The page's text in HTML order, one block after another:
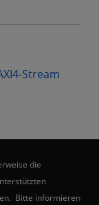
Stream
die
Bitte informieren